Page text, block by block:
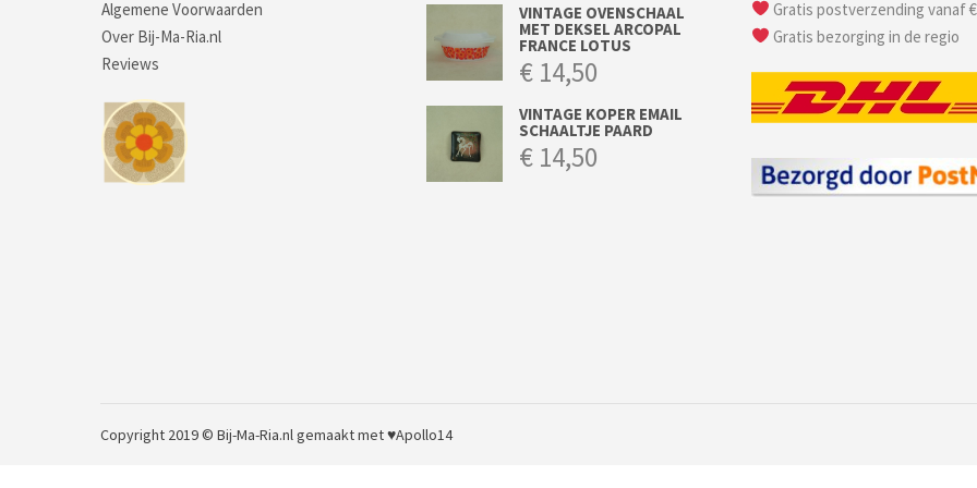
Algemene Voorwaarden
Over Bij-Ma-Ria.nl
Reviews
VINTAGE OVENSCHAAL
MET DEKSEL ARCOPAL
FRANCE LOTUS
€ 14,50
VINTAGE KOPER EMAIL
SCHAALTJE PAARD
€ 14,50
Gratis postverzending vanaf
Gratis bezorging in de regio
Copyright 2019 © Bij-Ma-Ria.nlgemaakt met ♥Apollo14